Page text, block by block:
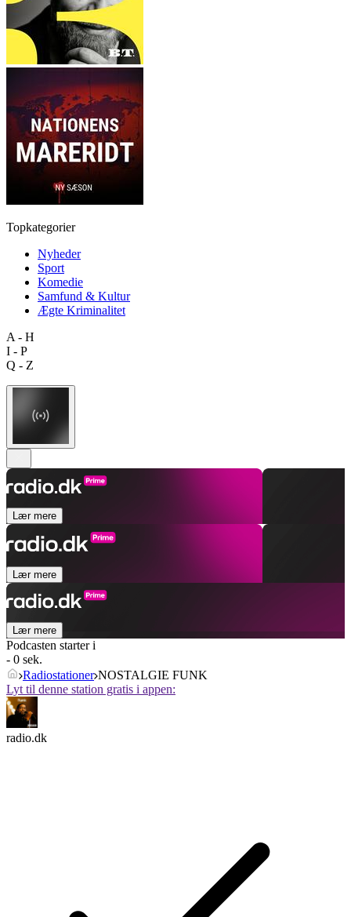
Topkategorier
Nyheder
Sport
Komedie
Samfund & Kultur
Ægte Kriminalitet
A - H
I - P
Q - Z
Lær mere
Lær mere
Lær mere
Podcasten starter i
- 0 sek.
Radiostationer NOSTALGIE FUNK
Lyt til denne station gratis i appen:
radio.dk